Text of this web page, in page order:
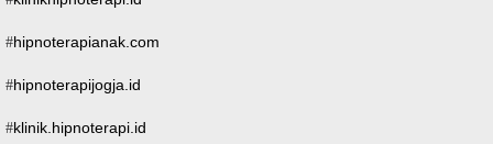
#hipnoterapianak.com
#hipnoterapijogja.id
#klinik.hipnoterapi.id